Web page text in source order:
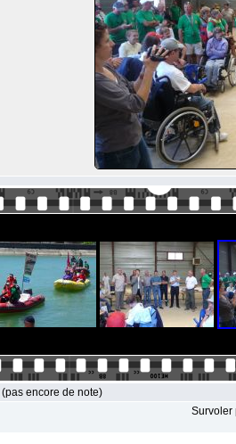
(pas encore de note)
Survoler